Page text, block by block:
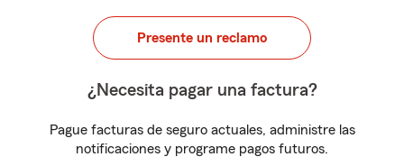
Presente un reclamo
¿Necesita pagar una factura?
Pague facturas de seguro actuales, administre las
notificaciones y programe pagos futuros.